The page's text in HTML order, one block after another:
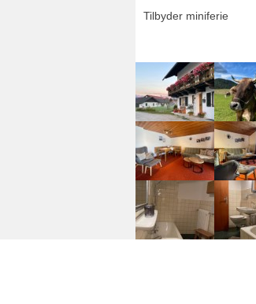
Tilbyder miniferie